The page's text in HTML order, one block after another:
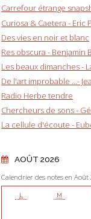
Carrefour étrange
Curiosa & Caetera - Eric
Des vies en noir et blanc
Res obscura - Benjamin
Les beaux dimanches -
De l'art improbable ...-
Radio Herbe tendre
Chercheurs de sons -
La cellule d'écoute -
AOÛT 2026
Calendrier des notes en Août
L M